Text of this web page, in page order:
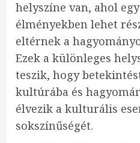
helyszíne van, ahol
élményekben lehet
eltérnek a
Ezek a különleges
teszik, hogy
kultúrába és
élvezik a kulturális
sokszínűségét.